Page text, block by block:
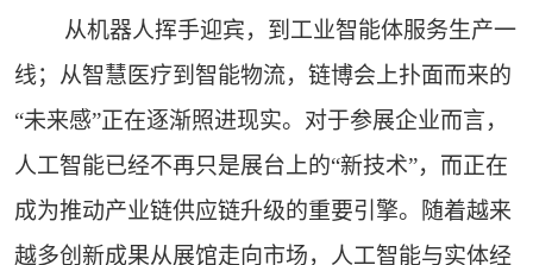
从机器人挥手迎宾，到工业智能体服务生产一
线；从智慧医疗到智能物流，链博会上扑面而来的
“未来感”正在逐渐照进现实。对于参展企业而言，
人工智能已经不再只是展台上的“新技术”，而正在
成为推动产业链供应链升级的重要引擎。随着越来
越多创新成果从展馆走向市场，人工智能与实体经